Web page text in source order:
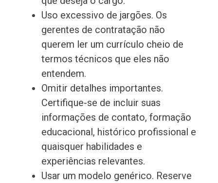
Uso excessivo de jargões. Os
gerentes de contratação não
querem ler um currículo cheio de
termos técnicos que eles não
entendem.
Omitir detalhes importantes.
Certifique-se de incluir suas
informações de contato, formação
educacional, histórico profissional e
quaisquer habilidades e
experiências relevantes.
Usar um modelo genérico. Reserve